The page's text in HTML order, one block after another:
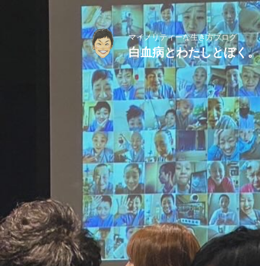
マイノリティーな生き方ブログ
白血病とわたしとぼく。